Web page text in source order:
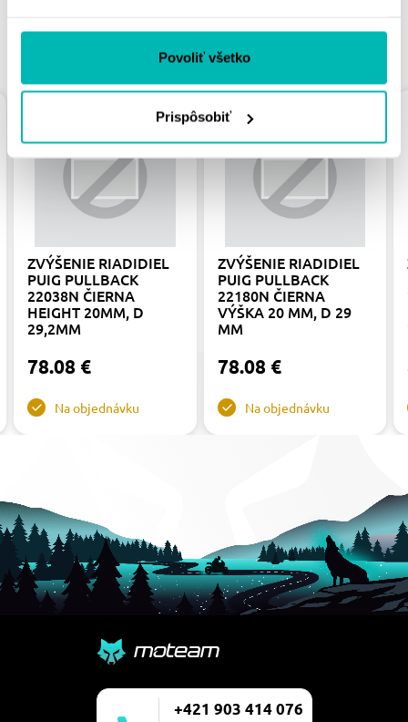
Povoliť všetko
Prispôsobiť
PODOBNÉ PRODUKTY
ZVÝŠENIE RIADIDIEL
PUIG PULLBACK
22038N ČIERNA
HEIGHT 20MM, D
29,2MM
78.08 €
Na objednávku
ZVÝŠENIE RIADIDIEL
PUIG PULLBACK
22180N ČIERNA
VÝŠKA 20 MM, D 29
MM
78.08 €
Na objednávku
+421 903 414 076